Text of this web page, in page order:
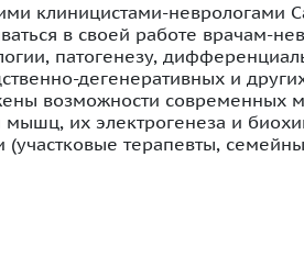
клиницистами-неврологами
в своей работе врачам-
патогенезу,
дегенеративных и
возможности современных
их электрогенеза и
терапевты,